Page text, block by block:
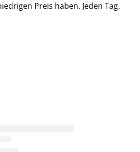
Preis haben. Jeden Tag.